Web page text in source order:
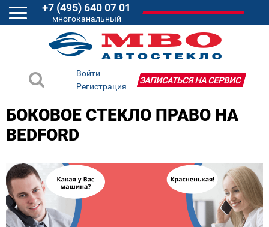
+7 (495) 640 07 01
многоканальный
Войти
Регистрация
ЗАПИСАТЬСЯ НА СЕРВИС
БОКОВОЕ СТЕКЛО ПРАВО НА
BEDFORD